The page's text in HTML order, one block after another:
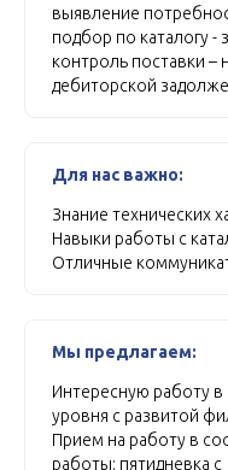
выявление
подбор по каталогу -
контроль поставки
дебиторской
Для нас важно:
Знание технических
Навыки работы с
Отличные
Мы предлагаем:
Интересную работу
уровня с развитой
Прием на работу в
работы: пятидневка